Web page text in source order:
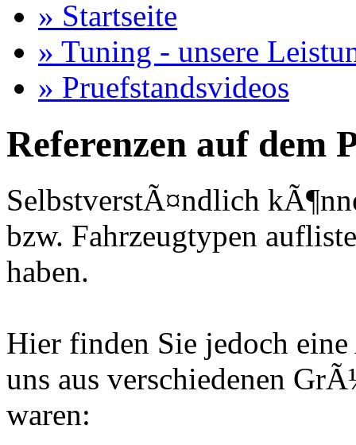
» Startseite
» Tuning - unsere
» Pruefstandsvideos
Referenzen auf dem
SelbstverstÃ¤ndlich
bzw. Fahrzeugtypen
haben.
Hier finden Sie jedoch
uns aus verschiedenen
waren: